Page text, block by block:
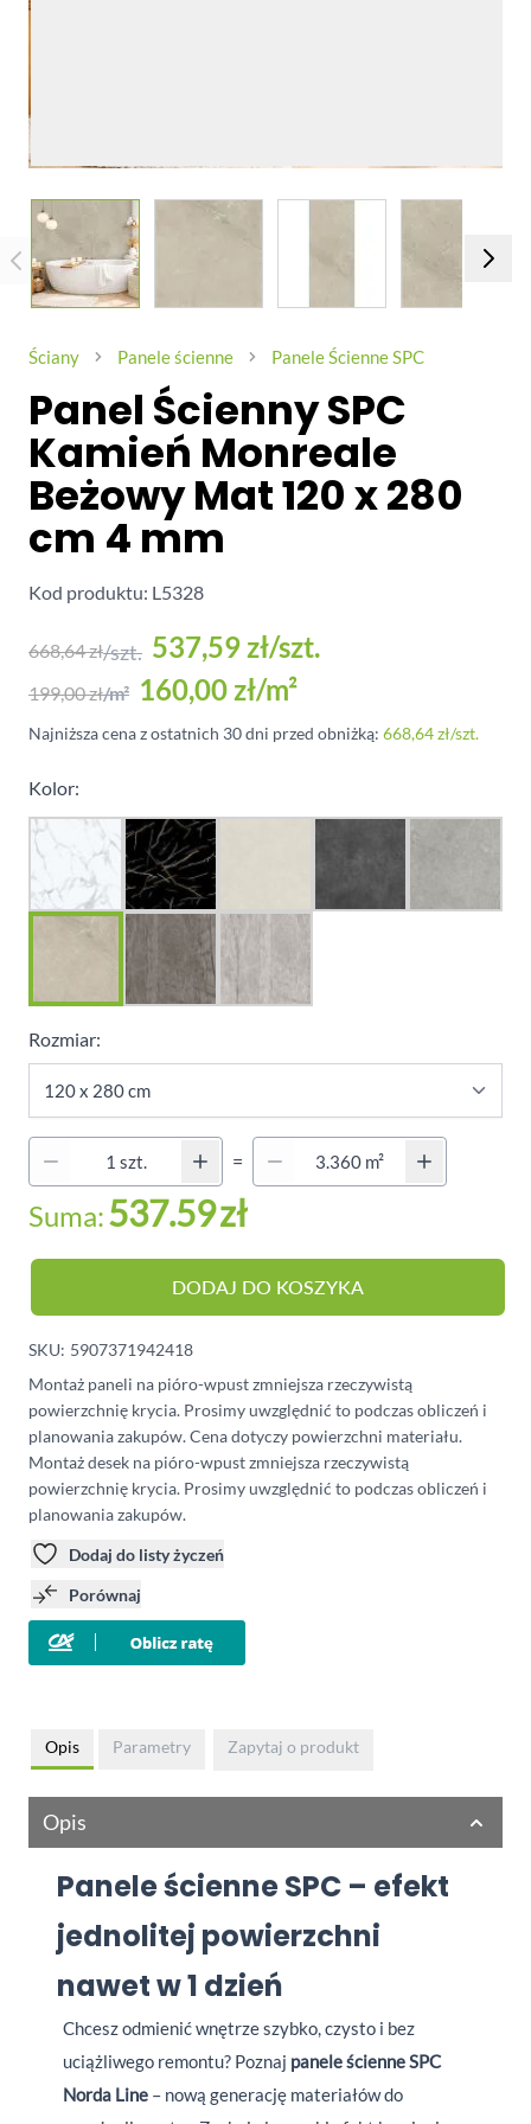
View larger imageView larger image
Ściany Panele ścienne Panele Ścienne SPC
Panel Ścienny SPC
Kamień Monreale
Beżowy Mat 120 x 280
cm 4 mm
Kod produktu: L5328
668,64 zł/szt. 537,59 zł/szt.
199,00 zł/m² 160,00 zł/m²
Najniższa cena z ostatnich 30 dni przed obniżką: 668,64 zł/szt.
Kolor:
Rozmiar:
=
Quantity (Secondary)
Suma:537.59zł
DODAJ DO KOSZYKA
SKU: 5907371942418
Montaż paneli na pióro-wpust zmniejsza rzeczywistą
powierzchnię krycia. Prosimy uwzględnić to podczas obliczeń i
planowania zakupów. Cena dotyczy powierzchni materiału.
Montaż desek na pióro-wpust zmniejsza rzeczywistą
powierzchnię krycia. Prosimy uwzględnić to podczas obliczeń i
planowania zakupów.
Dodaj do listy życzeń
Porównaj
Opis Parametry Zapytaj o produkt
Opis
Panele ścienne SPC – efekt
jednolitej powierzchni
nawet w 1 dzień
Chcesz odmienić wnętrze szybko, czysto i bez
uciążliwego remontu? Poznaj panele ścienne SPC
Norda Line – nową generację materiałów do